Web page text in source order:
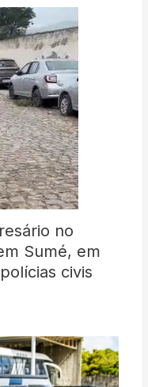
no
Sumé, em
civis